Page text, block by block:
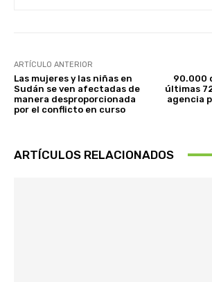
ARTÍCULO ANTERIOR
Las mujeres y las niñas en
Sudán se ven afectadas de
manera desproporcionada
por el conflicto en curso
90.000
últimas
agencia
ARTÍCULOS RELACIONADOS